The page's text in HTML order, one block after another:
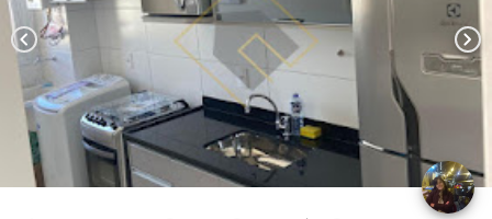
chevron_left chevron_right